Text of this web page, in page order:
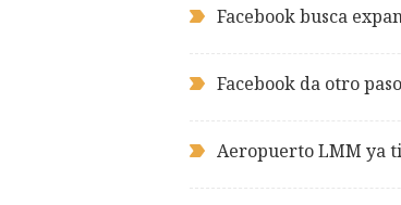
Facebook busca
Facebook da otro
Aeropuerto LMM ya